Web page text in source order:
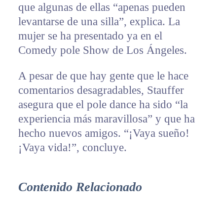
que algunas de ellas “apenas pueden
levantarse de una silla”, explica. La
mujer se ha presentado ya en el
Comedy pole Show de Los Ángeles.
A pesar de que hay gente que le hace
comentarios desagradables, Stauffer
asegura que el pole dance ha sido “la
experiencia más maravillosa” y que ha
hecho nuevos amigos. “¡Vaya sueño!
¡Vaya vida!”, concluye.
Contenido Relacionado